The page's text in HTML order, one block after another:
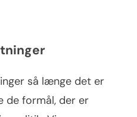
så længe det er
de formål, der er